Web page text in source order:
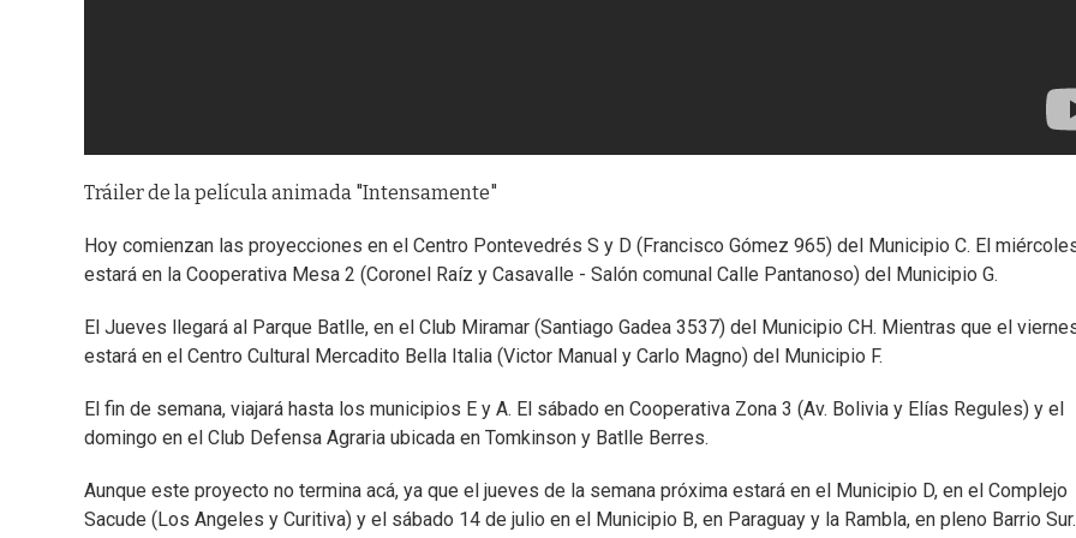
Tráiler de la película animada "Intensamente"
Hoy comienzan las proyecciones en el Centro Pontevedrés S y D (Francisco Gómez 965) del Municipio C. El
estará en la Cooperativa Mesa 2 (Coronel Raíz y Casavalle - Salón comunal Calle Pantanoso) del Municipio G.
El Jueves llegará al Parque Batlle, en el Club Miramar (Santiago Gadea 3537) del Municipio CH. Mientras que el
estará en el Centro Cultural Mercadito Bella Italia (Victor Manual y Carlo Magno) del Municipio F.
El fin de semana, viajará hasta los municipios E y A. El sábado en Cooperativa Zona 3 (Av. Bolivia y Elías Regules) y el
domingo en el Club Defensa Agraria ubicada en Tomkinson y Batlle Berres.
Aunque este proyecto no termina acá, ya que el jueves de la semana próxima estará en el Municipio D, en el Complejo
Sacude (Los Angeles y Curitiva) y el sábado 14 de julio en el Municipio B, en Paraguay y la Rambla, en pleno Barrio Sur.